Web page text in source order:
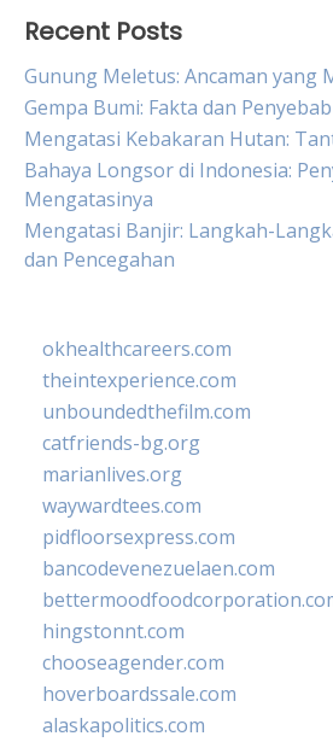
Recent Posts
Gunung Meletus: Ancaman yang
Gempa Bumi: Fakta dan
Mengatasi Kebakaran Hutan:
Bahaya Longsor di Indonesia:
Mengatasinya
Mengatasi Banjir: Langkah-
dan Pencegahan
okhealthcareers.com
theintexperience.com
unboundedthefilm.com
catfriends-bg.org
marianlives.org
waywardtees.com
pidfloorsexpress.com
bancodevenezuelaen.com
hingstonnt.com
chooseagender.com
hoverboardssale.com
alaskapolitics.com